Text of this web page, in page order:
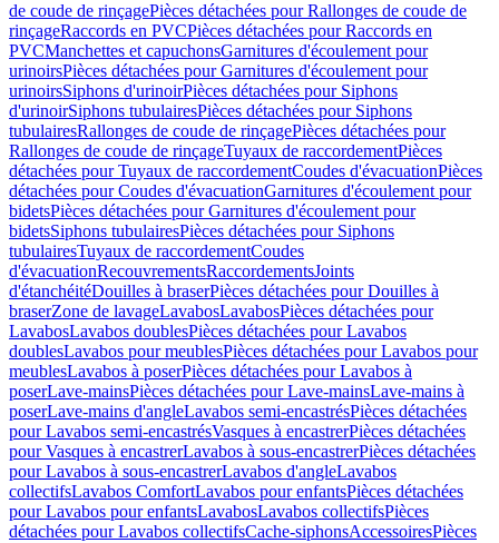
de coude de rinçagePièces détachées pour Rallonges de coude de
rinçageRaccords en PVCPièces détachées pour Raccords en
PVCManchettes et capuchonsGarnitures d'écoulement pour
urinoirsPièces détachées pour Garnitures d'écoulement pour
urinoirsSiphons d'urinoirPièces détachées pour Siphons
d'urinoirSiphons tubulairesPièces détachées pour Siphons
tubulairesRallonges de coude de rinçagePièces détachées pour
Rallonges de coude de rinçageTuyaux de raccordementPièces
détachées pour Tuyaux de raccordementCoudes d'évacuationPièces
détachées pour Coudes d'évacuationGarnitures d'écoulement pour
bidetsPièces détachées pour Garnitures d'écoulement pour
bidetsSiphons tubulairesPièces détachées pour Siphons
tubulairesTuyaux de raccordementCoudes
d'évacuationRecouvrementsRaccordementsJoints
d'étanchéitéDouilles à braserPièces détachées pour Douilles à
braserZone de lavageLavabosLavabosPièces détachées pour
LavabosLavabos doublesPièces détachées pour Lavabos
doublesLavabos pour meublesPièces détachées pour Lavabos pour
meublesLavabos à poserPièces détachées pour Lavabos à
poserLave-mainsPièces détachées pour Lave-mainsLave-mains à
poserLave-mains d'angleLavabos semi-encastrésPièces détachées
pour Lavabos semi-encastrésVasques à encastrerPièces détachées
pour Vasques à encastrerLavabos à sous-encastrerPièces détachées
pour Lavabos à sous-encastrerLavabos d'angleLavabos
collectifsLavabos ComfortLavabos pour enfantsPièces détachées
pour Lavabos pour enfantsLavabosLavabos collectifsPièces
détachées pour Lavabos collectifsCache-siphonsAccessoiresPièces